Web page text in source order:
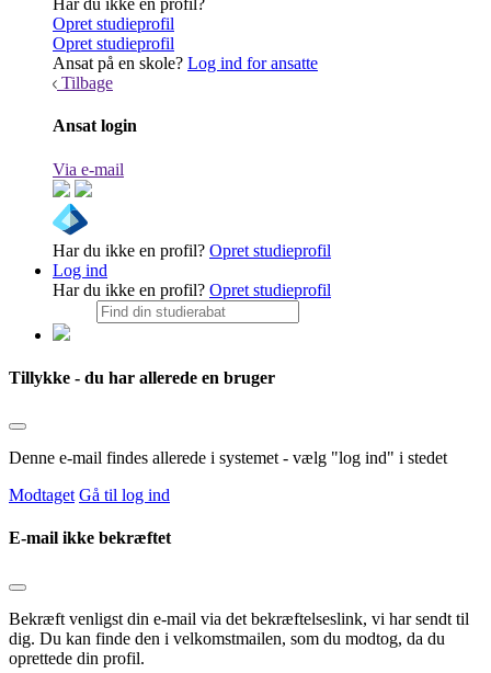
Har du ikke en profil?
Opret studieprofil
Opret studieprofil
Ansat på en skole? Log ind for ansatte
Tilbage
Ansat login
Via e-mail
Har du ikke en profil? Opret studieprofil
Log ind
Har du ikke en profil? Opret studieprofil
Tillykke - du har allerede en bruger
Denne e-mail findes allerede i systemet - vælg "log ind" i stedet
Modtaget Gå til log ind
E-mail ikke bekræftet
Bekræft venligst din e-mail via det bekræftelseslink, vi har sendt til
dig. Du kan finde den i velkomstmailen, som du modtog, da du
oprettede din profil.